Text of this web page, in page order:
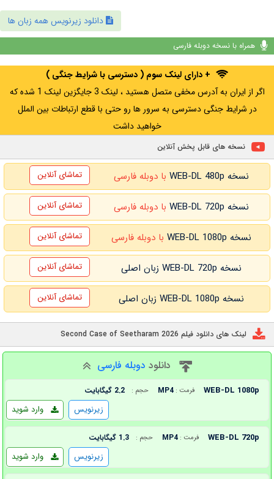
دانلود زیرنویس همه زبان ها
همراه با نسخه دوبله فارسی
+ دارای لینک سوم ( دسترسی با شرایط جنگی )
اگر از ایران به آدرس مخفی متصل هستید ، لینک 3 جایگزین لینک 1 شده که
در شرایط جنگی دسترسی به سرور ها رو حتی با قطع ارتباطات بین الملل
خواهید داشت
نسخه های قابل پخش آنلاین
نسخه WEB-DL 480p با دوبله فارسی تماشای آنلاین
نسخه WEB-DL 720p با دوبله فارسی تماشای آنلاین
نسخه WEB-DL 1080p با دوبله فارسی تماشای آنلاین
نسخه WEB-DL 720p زبان اصلی تماشای آنلاین
نسخه WEB-DL 1080p زبان اصلی تماشای آنلاین
لینک های دانلود فیلم Second Case of Seetharam 2026
دانلود دوبله فارسی
WEB-DL 1080p فرمت : MP4 حجم : 2.2 گیگابایت
وارد شوید زیرنویس
WEB-DL 720p فرمت : MP4 حجم : 1.3 گیگابایت
وارد شوید زیرنویس